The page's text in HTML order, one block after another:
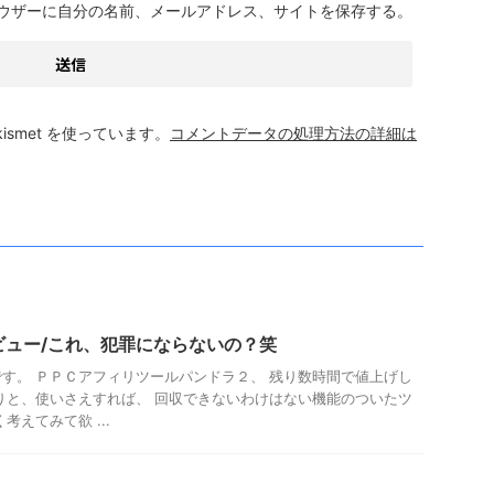
ーに自分の名前、メールアドレス、サイトを保存する。
を使っています。 コメントデータの処理方法の詳細は
ー/これ、犯罪にならないの？笑
。 ＰＰＣアフィリツールパンドラ２、 残り数時間で値上げし
、使いさえすれば、 回収できないわけはない機能のついたツ
考えてみて欲 ...